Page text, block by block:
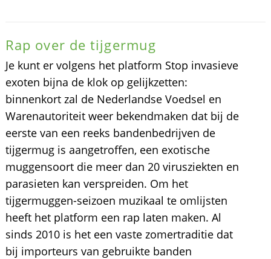
Rap over de tijgermug
Je kunt er volgens het platform Stop invasieve
exoten bijna de klok op gelijkzetten:
binnenkort zal de Nederlandse Voedsel en
Warenautoriteit weer bekendmaken dat bij de
eerste van een reeks bandenbedrijven de
tijgermug is aangetroffen, een exotische
muggensoort die meer dan 20 virusziekten en
parasieten kan verspreiden. Om het
tijgermuggen-seizoen muzikaal te omlijsten
heeft het platform een rap laten maken. Al
sinds 2010 is het een vaste zomertraditie dat
bij importeurs van gebruikte banden